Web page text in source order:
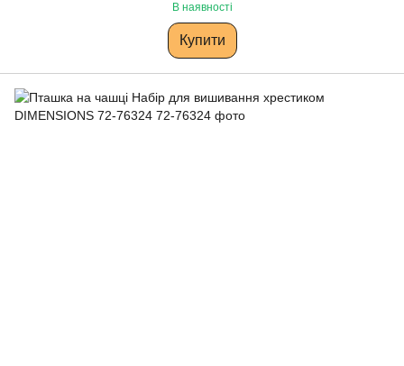
В наявності
Купити